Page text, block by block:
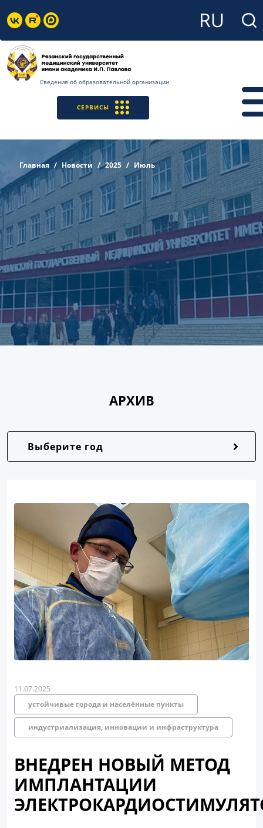
Сведения об образовательной организации
СЕРВИСЫ
Главная Новости 2025 Июль
АРХИВ
Выберите год
11.07.2025
устойчивые города и населённые пункты
индустриализация, инновации и инфраструктура
ВНЕДРЕН НОВЫЙ МЕТОД
ИМПЛАНТАЦИИ